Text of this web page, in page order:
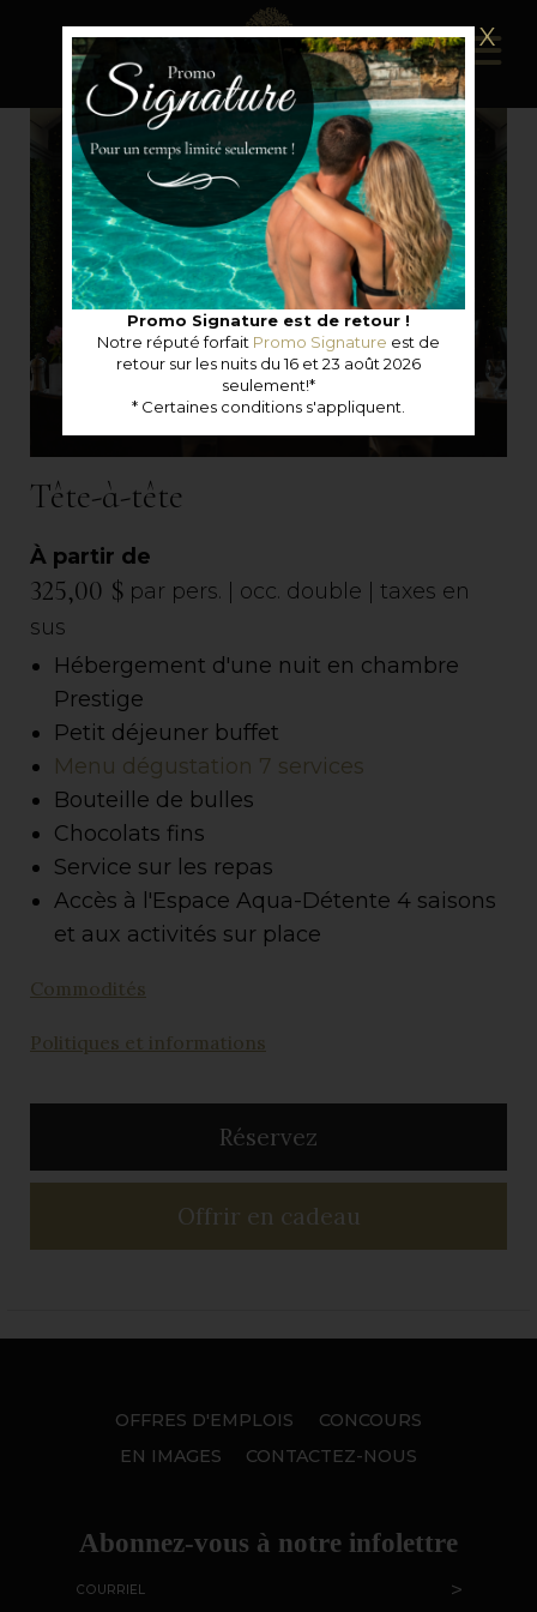
X
Promo Signature est de retour !
Notre réputé forfait Promo Signature est de
retour sur les nuits du 16 et 23 août 2026
seulement!*
* Certaines conditions s'appliquent.
Tête-à-tête
À partir de
325,00 $ par pers. | occ. double | taxes en
sus
Hébergement d'une nuit en chambre
Prestige
Petit déjeuner buffet
Menu dégustation 7 services
Bouteille de bulles
Chocolats fins
Service sur les repas
Accès à l'Espace Aqua-Détente 4 saisons
et aux activités sur place
Commodités
Politiques et informations
Réservez
Offrir en cadeau
CONCOURS
OFFRES D'EMPLOIS
Abonnez-vous à notre infolettre
EN IMAGES CONTACTEZ-NOUS